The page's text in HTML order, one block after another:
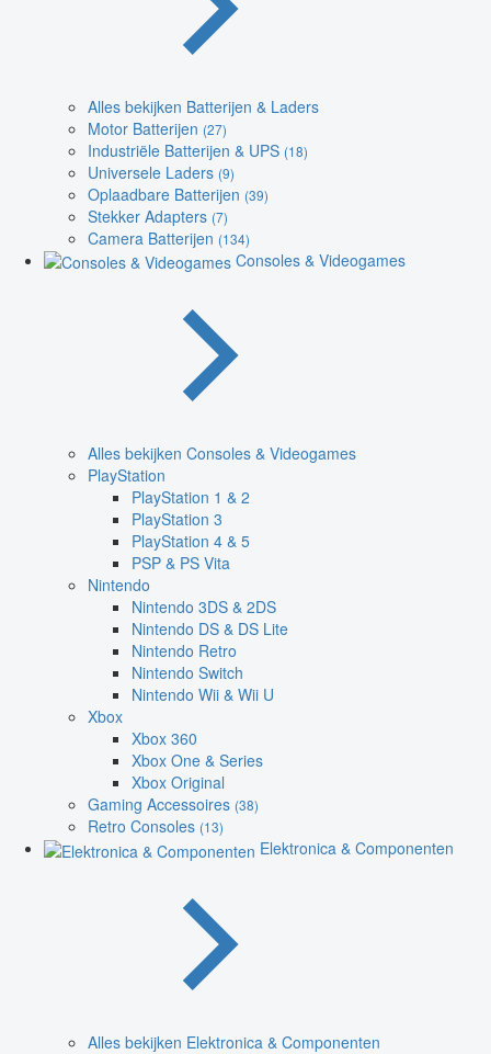
Alles bekijken Batterijen & Laders
Motor Batterijen (27)
Industriële Batterijen & UPS (18)
Universele Laders (9)
Oplaadbare Batterijen (39)
Stekker Adapters (7)
Camera Batterijen (134)
Consoles & Videogames
Alles bekijken Consoles & Videogames
PlayStation
PlayStation 1 & 2
PlayStation 3
PlayStation 4 & 5
PSP & PS Vita
Nintendo
Nintendo 3DS & 2DS
Nintendo DS & DS Lite
Nintendo Retro
Nintendo Switch
Nintendo Wii & Wii U
Xbox
Xbox 360
Xbox One & Series
Xbox Original
Gaming Accessoires (38)
Retro Consoles (13)
Elektronica & Componenten
Alles bekijken Elektronica & Componenten